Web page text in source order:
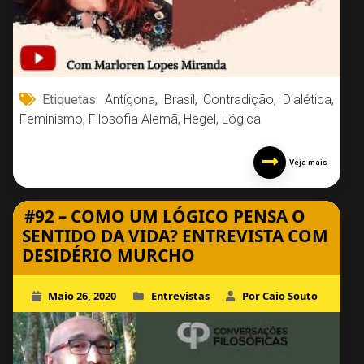
Etiquetas: Antígona, Brasil, Contradição, Dialética,
Feminismo, Filosofia Alemã, Hegel, Lógica
Veja mais
#92 – COMO UM LÓGICO PENSA O
SENTIDO DA VIDA? ENTREVISTA COM
DESIDÉRIO MURCHO
Maio 26, 2020 Entrevistas Por Caio Souto